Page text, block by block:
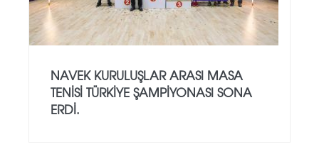
NAVEK KURULUŞLAR ARASI MASA
TENISI TÜRKIYE ŞAMPIYONASI SONA
ERDI.